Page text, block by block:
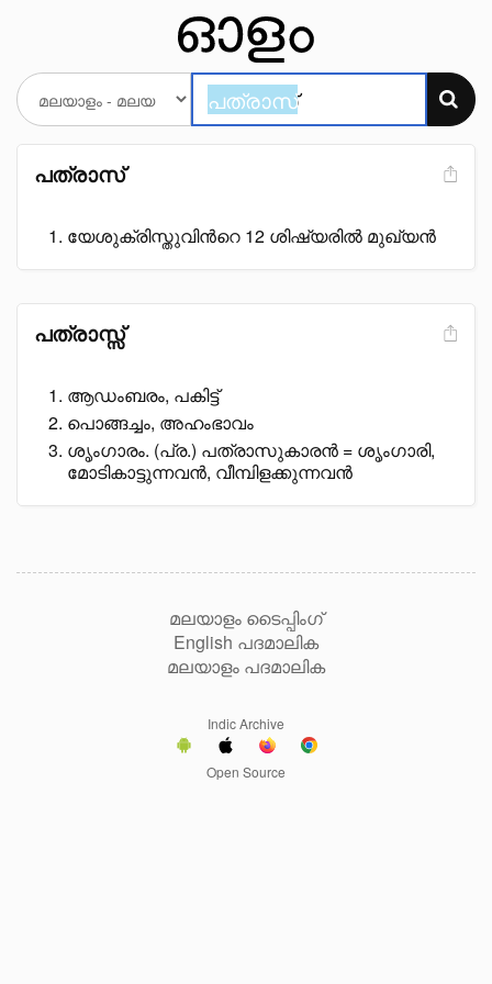
പത്രാസ്
യേശുക്രിസ്തുവിൻറെ 12 ശിഷ്യരിൽ മുഖ്യൻ
പത്രാസ്സ്
ആഡംബരം, പകിട്ട്
പൊങ്ങച്ചം, അഹംഭാവം
ശൃംഗാരം. (പ്ര.) പത്രാസുകാരൻ = ശൃംഗാരി,
മോടികാട്ടുന്നവൻ, വീമ്പിളക്കുന്നവൻ
മലയാളം ടൈപ്പിംഗ്
English പദമാലിക
മലയാളം പദമാലിക
Indic Archive
Open Source